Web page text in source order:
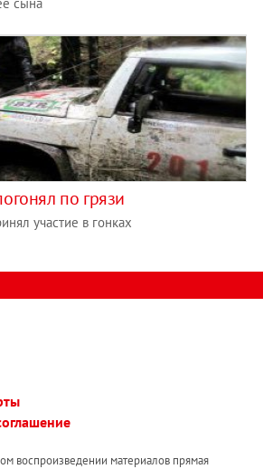
по грязи
участие в гонках
воспроизведении материалов прямая